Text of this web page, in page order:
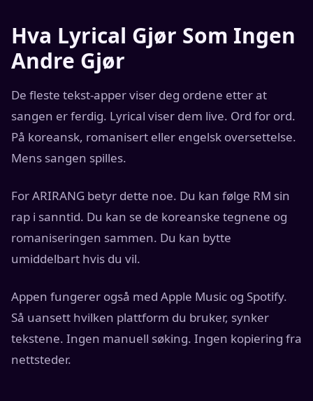
Hva Lyrical Gjør Som Ingen
Andre Gjør
De fleste tekst-apper viser deg ordene etter at
sangen er ferdig. Lyrical viser dem live. Ord for ord.
På koreansk, romanisert eller engelsk oversettelse.
Mens sangen spilles.
For ARIRANG betyr dette noe. Du kan følge RM sin
rap i sanntid. Du kan se de koreanske tegnene og
romaniseringen sammen. Du kan bytte
umiddelbart hvis du vil.
Appen fungerer også med Apple Music og Spotify.
Så uansett hvilken plattform du bruker, synker
tekstene. Ingen manuell søking. Ingen kopiering fra
nettsteder.